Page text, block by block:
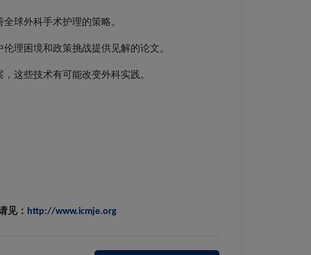
球外科手术护理的策略。
理困境和政策挑战提供见解的论文。
这些技术有可能改变外科实践。
见： http://www.icmje.org